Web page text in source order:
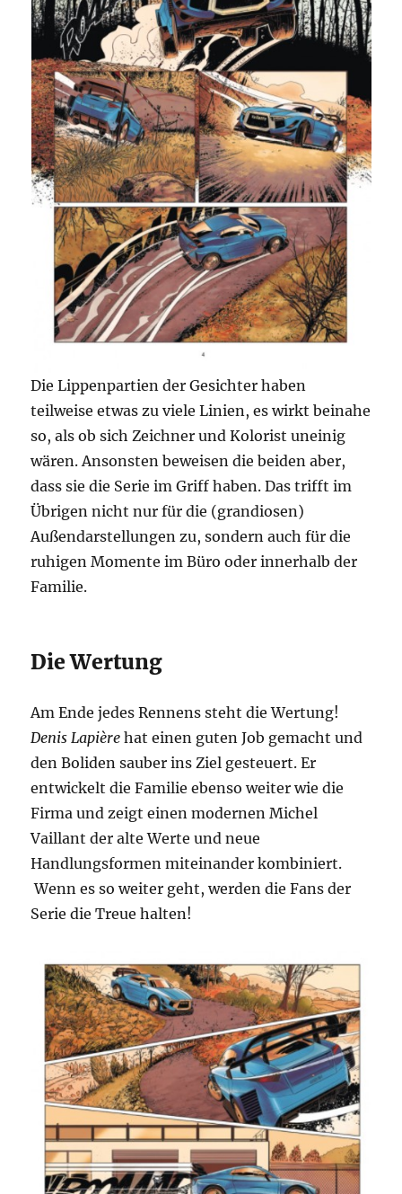
Die Lippenpartien der Gesichter haben
teilweise etwas zu viele Linien, es wirkt beinahe
so, als ob sich Zeichner und Kolorist uneinig
wären. Ansonsten beweisen die beiden aber,
dass sie die Serie im Griff haben. Das trifft im
Übrigen nicht nur für die (grandiosen)
Außendarstellungen zu, sondern auch für die
ruhigen Momente im Büro oder innerhalb der
Familie.
Die Wertung
Am Ende jedes Rennens steht die Wertung!
Denis Lapière hat einen guten Job gemacht und
den Boliden sauber ins Ziel gesteuert. Er
entwickelt die Familie ebenso weiter wie die
Firma und zeigt einen modernen Michel
Vaillant der alte Werte und neue
Handlungsformen miteinander kombiniert.
Wenn es so weiter geht, werden die Fans der
Serie die Treue halten!